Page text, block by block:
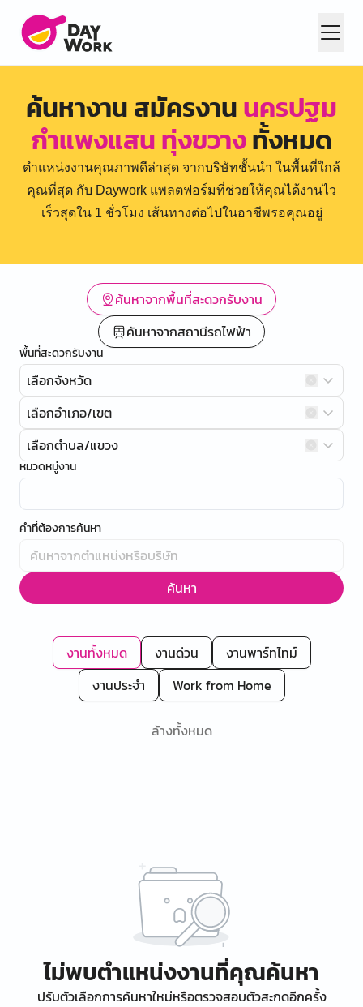
ค้นหางาน สมัครงานนครปฐม
กำแพงแสน ทุ่งขวางทั้งหมด
ตำแหน่งงานคุณภาพดีล่าสุด จากบริษัทชั้นนำ ในพื้นที่ใกล้
คุณที่สุด กับ Daywork แพลตฟอร์มที่ช่วยให้คุณได้งานไว
เร็วสุดใน 1 ชั่วโมง เส้นทางต่อไปในอาชีพรอคุณอยู่
ค้นหาจากพื้นที่สะดวกรับงาน
ค้นหาจากสถานีรถไฟฟ้า
พื้นที่สะดวกรับงาน
เลือกจังหวัด
เลือกอำเภอ/เขต
เลือกตำบล/แขวง
หมวดหมู่งาน
คำที่ต้องการค้นหา
ค้นหา
งานทั้งหมด งานด่วน
งานพาร์ทไทม์
งานประจำ
Work from Home
ล้างทั้งหมด
ไม่พบตำแหน่งงานที่คุณค้นหา
ปรับตัวเลือกการค้นหาใหม่หรือตรวจสอบตัวสะกดอีกครั้ง